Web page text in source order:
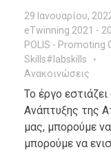
29 Ιανουαρίου,
eTwinning 2021 -
POLIS - Promoting
Skills#labskills
Ανακοινώσεις
Το έργο
Ανάπτυξης της
μας, μπορούμε
μπορούμε να